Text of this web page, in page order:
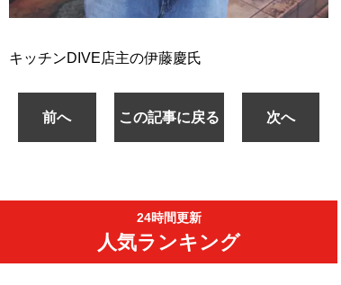
キッチンDIVE店主の伊藤慶氏
前へ この記事に戻る 次へ
24時間更新
人気ランキング